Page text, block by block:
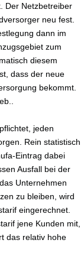
Der Netzbetreiber
neu fest.
dann im
zum
diesem
dass der neue
bekommt.
jeden
Rein statistisch
Eintrag dabei
Ausfall bei der
Unternehmen
zu bleiben, wird
eingerechnet.
jene Kunden mit,
das relativ hohe